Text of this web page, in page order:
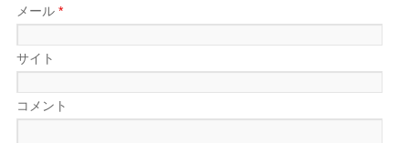
メール*
サイト
コメント